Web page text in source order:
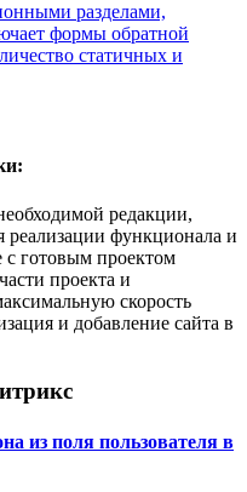
разделами,
формы обратной
статичных и
редакции,
реализации функционала и
с готовым проектом
проекта и
скорость
и добавление сайта в
из поля пользователя в